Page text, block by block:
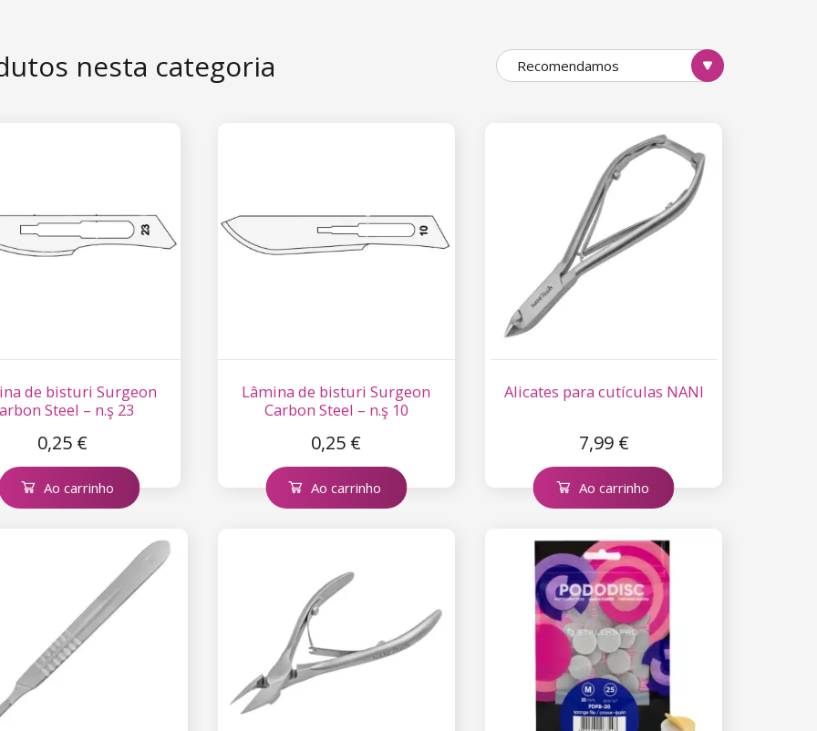
básico de pedicure. Para tratar a pele endurecida temos o gel amaciadorpara pés, sal
ou as meias esfoliantes. Quanto mais produtos de pedicure utilizar, tanto melhor será o
nesta categoria Recomendamos
de bisturi Surgeon
Steel – n.ş 23
0,25 €
Ao carrinho
Lâmina de bisturi Surgeon
Carbon Steel – n.ş 10
0,25 €
Ao carrinho
Alicates para cutículas NANI
7,99 €
Ao carrinho